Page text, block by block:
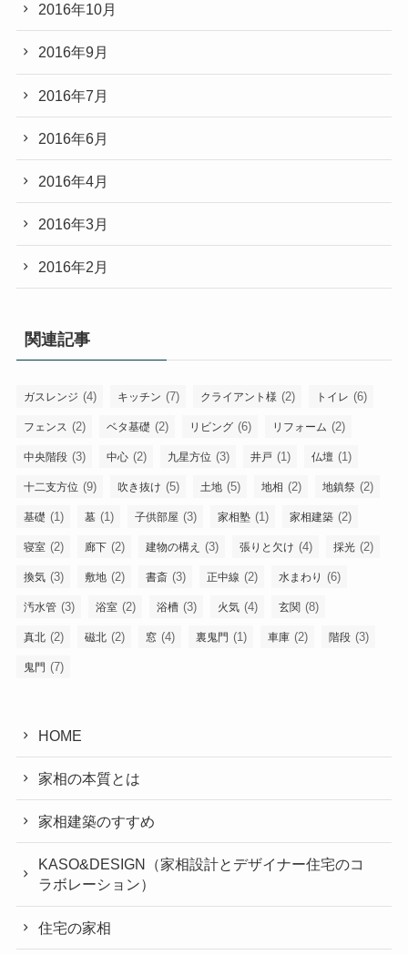
2016年10月
2016年9月
2016年7月
2016年6月
2016年4月
2016年3月
2016年2月
関連記事
ガスレンジ (4) キッチン (7) クライアント様 (2) トイレ (6)
フェンス (2) ベタ基礎 (2) リビング (6) リフォーム (2)
中央階段 (3) 中心 (2) 九星方位 (3) 井戸 (1) 仏壇 (1)
十二支方位 (9) 吹き抜け (5) 土地 (5) 地相 (2) 地鎮祭 (2)
基礎 (1) 墓 (1) 子供部屋 (3) 家相塾 (1) 家相建築 (2)
寝室 (2) 廊下 (2) 建物の構え (3) 張りと欠け (4) 採光 (2)
換気 (3) 敷地 (2) 書斎 (3) 正中線 (2) 水まわり (6)
汚水管 (3) 浴室 (2) 浴槽 (3) 火気 (4) 玄関 (8)
真北 (2) 磁北 (2) 窓 (4) 裏鬼門 (1) 車庫 (2) 階段 (3)
鬼門 (7)
HOME
家相の本質とは
家相建築のすすめ
KASO&DESIGN（家相設計とデザイナー住宅のコ
ラボレーション）
住宅の家相